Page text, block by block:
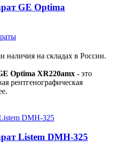
GE Optima
наличия на складах в России.
Optima XR220amx - это
рентгенографическая
Listem DMH-325